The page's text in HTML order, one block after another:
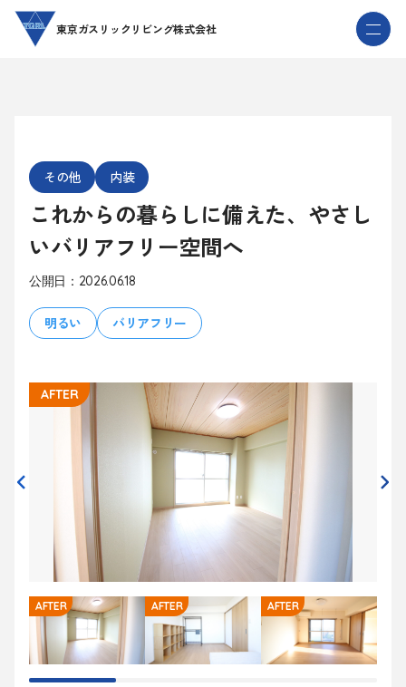
東京ガスリックリビング株式会社
メ
ニ
その他 内装
これからの暮らしに備えた、やさし
いバリアフリー空間へ
公開日：2026.06.18
明るい バリアフリー
AFTER
AFTER AFTER AFTER